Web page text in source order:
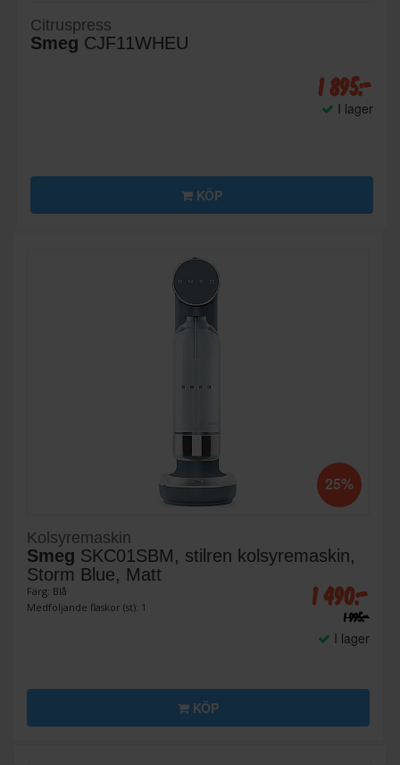
Citruspress
Smeg CJF11WHEU
1 895:-
I lager
KÖP
25%
Kolsyremaskin
Smeg SKC01SBM, stilren kolsyremaskin,
Storm Blue, Matt
Färg: Blå
Medföljande flaskor (st): 1
1 490:-
1 995:-
I lager
KÖP